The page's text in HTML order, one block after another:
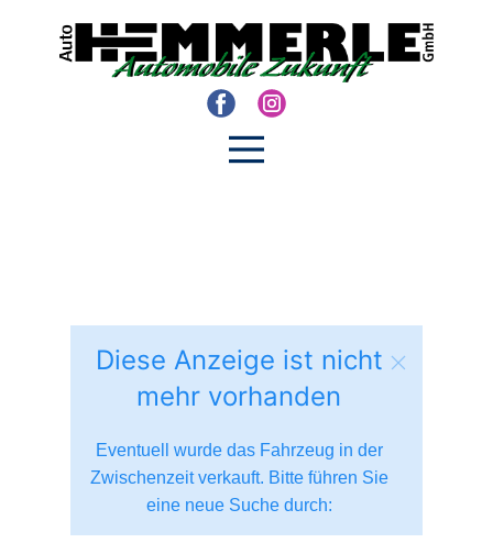
Diese Anzeige ist nicht
mehr vorhanden
Eventuell wurde das Fahrzeug in der
Zwischenzeit verkauft. Bitte führen Sie
eine neue Suche durch: